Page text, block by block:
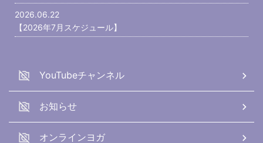
2026.06.22
【2026年7月スケジュール】
YouTubeチャンネル
お知らせ
オンラインヨガ